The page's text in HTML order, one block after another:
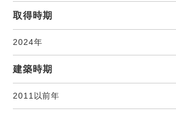
取得時期
2024年
建築時期
2011以前年